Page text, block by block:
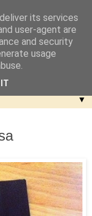
▼
its services
user-agent are
and security
usage